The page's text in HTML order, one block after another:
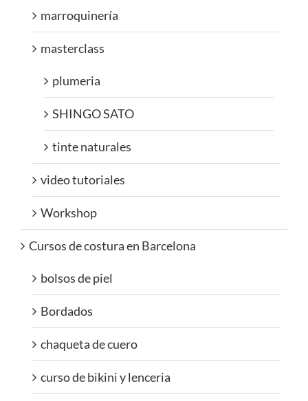
marroquinería
masterclass
plumeria
SHINGO SATO
tinte naturales
video tutoriales
Workshop
Cursos de costura en Barcelona
bolsos de piel
Bordados
chaqueta de cuero
curso de bikini y lenceria